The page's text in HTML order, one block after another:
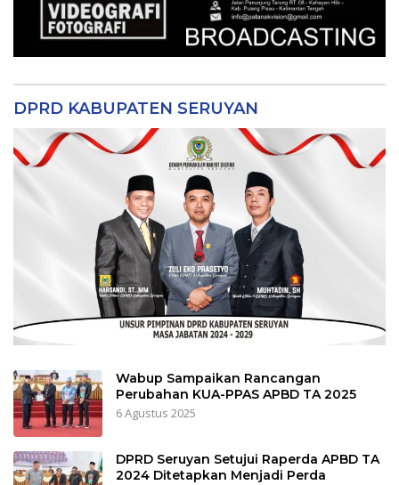
DPRD KABUPATEN SERUYAN
Wabup Sampaikan Rancangan
Perubahan KUA-PPAS APBD TA 2025
6 Agustus 2025
DPRD Seruyan Setujui Raperda APBD TA
2024 Ditetapkan Menjadi Perda